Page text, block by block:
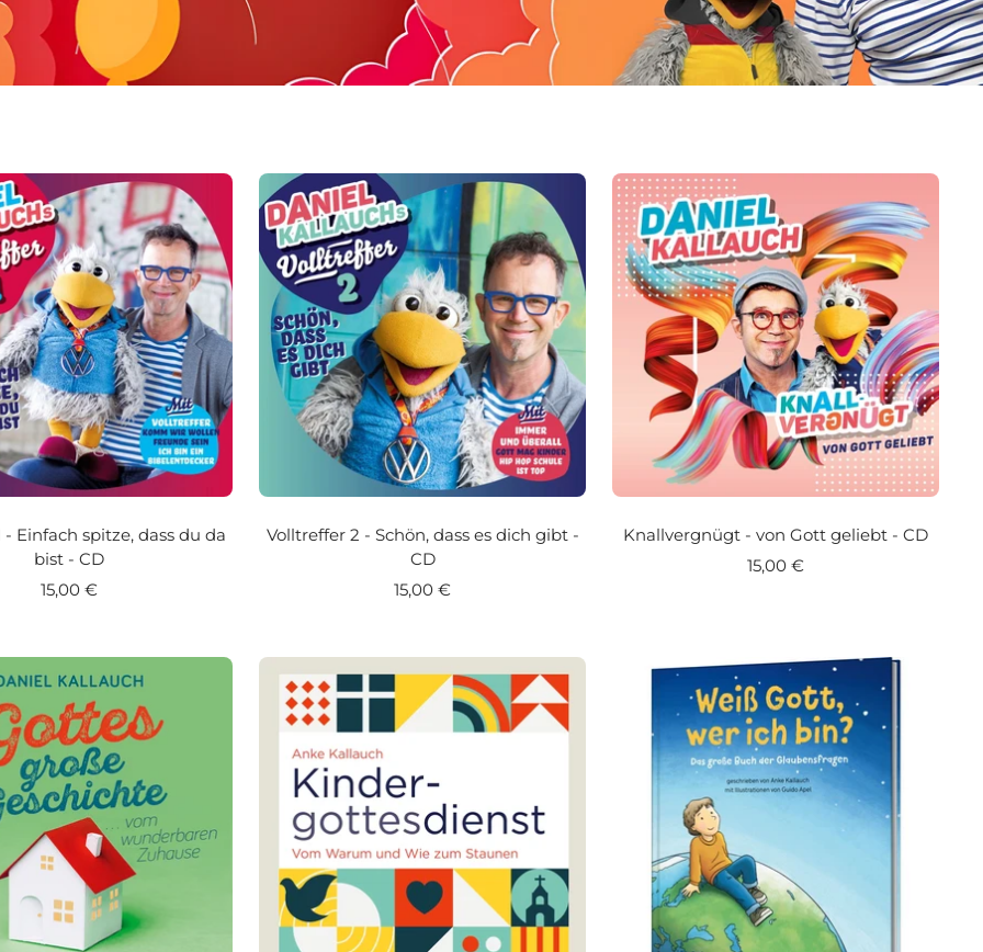
- Einfach spitze, dass du da
bist - CD
Angebotspreis
15,00 €
Volltreffer 2 - Schön, dass es dich gibt -
CD
Angebotspreis
15,00 €
Knallvergnügt - von Gott geliebt - CD
Angebotspreis
15,00 €